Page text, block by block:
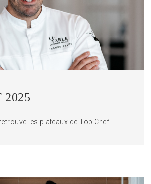
2025
les plateaux de Top Chef